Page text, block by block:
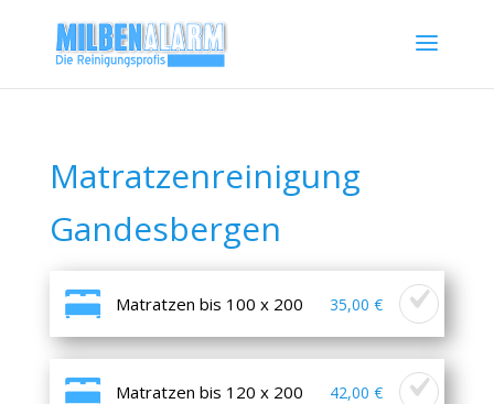
Matratzenreinigung
Gandesbergen
Matratzen bis 100 x 200 35,00 €
Matratzen bis 120 x 200 42,00 €